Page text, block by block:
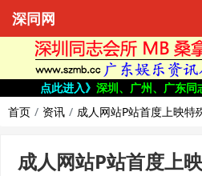
深同网
点此进入》 深圳、广州、广东同
首页
资讯 成人网站P站首度上映特
成人网站P站首度上